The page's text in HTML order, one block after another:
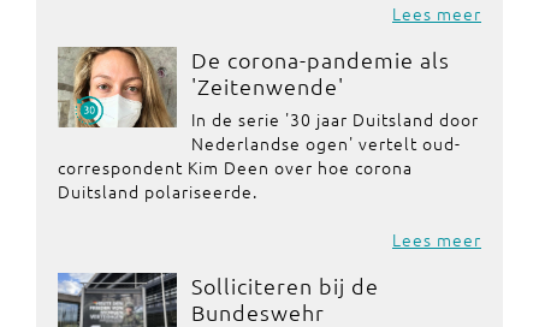
Lees meer
De corona-pandemie als
'Zeitenwende'
In de serie '30 jaar Duitsland door
Nederlandse ogen' vertelt oud-
correspondent Kim Deen over hoe corona
Duitsland polariseerde.
Lees meer
Solliciteren bij de
Bundeswehr